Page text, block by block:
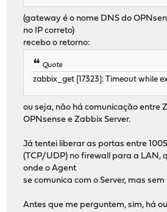
(gateway é o nome DNS do
no IP correto)
recebo o retorno:
Quote
zabbix_get [17323]: Timeout while
ou seja, não há comunicação entre
OPNsense e Zabbix Server.
Já tentei liberar as portas entre
(TCP/UDP) no firewall para a LAN,
onde o Agent
se comunica com o Server, mas sem
Antes que me perguntem, sim, há